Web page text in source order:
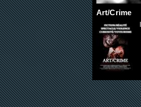
Art/Crime